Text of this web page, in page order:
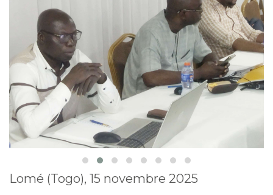
Lomé (Togo), 15 novembre 2025